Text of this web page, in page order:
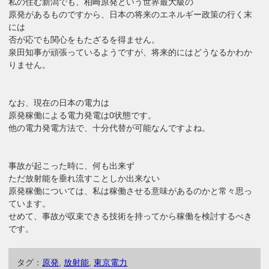
原発があるものですから、日本の将来のエネルギー政策の行く末
には
否が応でも関心をもたざるを得ません。
泉田知事が頑張っているようですが、将来的にはどうなるかわか
りません。
なお、現在の日本の電力は
原発稼働による電力発電は0状態です。
他の電力発電方法で、十分代替が可能なんですよね。
事故が起こった時に、何も出来ず
ただ放射能を垂れ流すことしか出来ない
原発稼働については、私は稼働させる意味があるのかと常々思っ
ています。
せめて、事故が収束できる技術を持ってから稼働を検討するべき
です。
タグ： 原発 放射能 ,東京電力